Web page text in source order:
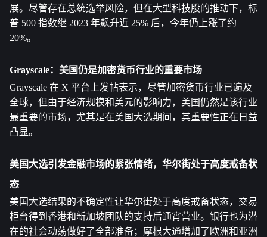
展。尽管存在总统选举风险，但在大型科技股的推动下，标
普 500 指数继 2023 年飙升近 25% 后，今年仍上涨了约
20%。
Grayscale：美国仍是加密货币行业的重要市场
Grayscale 在 X 平台上发帖表示，尽管加密货币行业已遍及
全球，但由于经济规模和美元的影响力，美国仍然是该行业
最重要的市场，尤其是在美国大选期间，其重要性正在日益
凸显。
美国大选引发金融市场的紧张情绪，华尔街处于高度戒备状
态
美国大选结果的不确定性让华尔街处于高度戒备状态，交易
柜台得到香港和新加坡团队的支持后通宵营业。银行也为潜
在的社会动荡做好了全部准备；摩根大通增加了欧洲和亚洲